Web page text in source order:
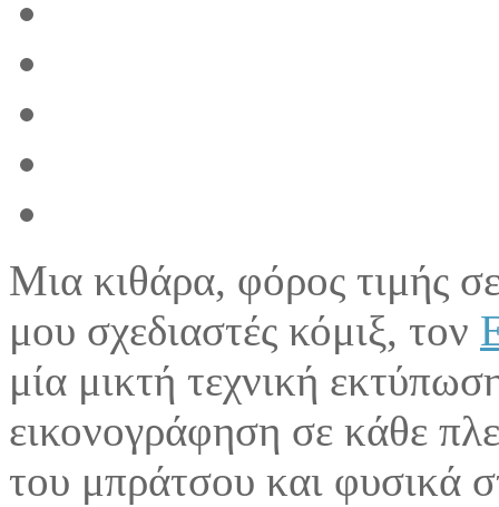
Μια κιθάρα, φόρος τιμής
μου σχεδιαστές κόμιξ, τον
μία μικτή τεχνική
εικονογράφηση σε κάθε
του μπράτσου και φυσικά